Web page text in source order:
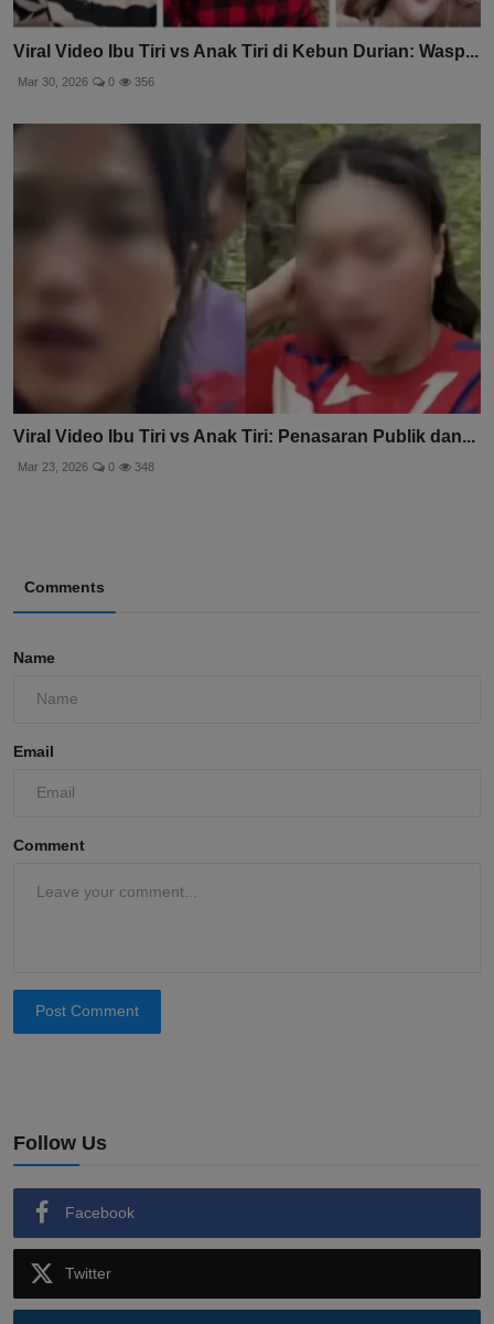
Viral Video Ibu Tiri vs Anak Tiri di Kebun Durian: Wasp...
Mar 30, 2026 0 356
Viral Video Ibu Tiri vs Anak Tiri: Penasaran Publik dan...
Mar 23, 2026 0 348
Comments
Name
Email
Comment
Post Comment
Follow Us
Facebook
Twitter